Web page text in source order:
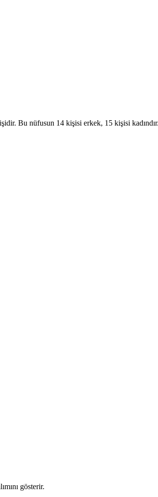
Bu nüfusun 14 kişisi erkek, 15 kişisi
gösterir.